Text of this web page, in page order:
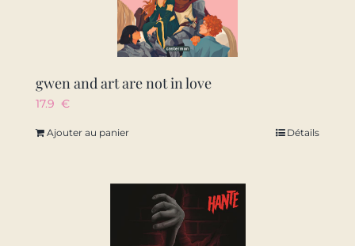
gwen and art are not in love
17.9 €
Ajouter au panier Détails